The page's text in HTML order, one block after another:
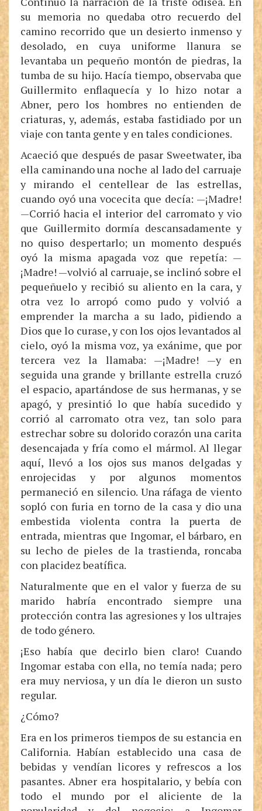
su memoria no quedaba otro recuerdo del
camino recorrido que un desierto inmenso y
desolado, en cuya uniforme llanura se
levantaba un pequeño montón de piedras, la
tumba de su hijo. Hacía tiempo, observaba que
Guillermito enflaquecía y lo hizo notar a
Abner, pero los hombres no entienden de
criaturas, y, además, estaba fastidiado por un
viaje con tanta gente y en tales condiciones.
Acaeció que después de pasar Sweetwater, iba
ella caminando una noche al lado del carruaje
y mirando el centellear de las estrellas,
cuando oyó una vocecita que decía: —¡Madre!
—Corrió hacia el interior del carromato y vio
que Guillermito dormía descansadamente y
no quiso despertarlo; un momento después
oyó la misma apagada voz que repetía: —
¡Madre! —volvió al carruaje, se inclinó sobre el
pequeñuelo y recibió su aliento en la cara, y
otra vez lo arropó como pudo y volvió a
emprender la marcha a su lado, pidiendo a
Dios que lo curase, y con los ojos levantados al
cielo, oyó la misma voz, ya exánime, que por
tercera vez la llamaba: —¡Madre! —y en
seguida una grande y brillante estrella cruzó
el espacio, apartándose de sus hermanas, y se
apagó, y presintió lo que había sucedido y
corrió al carromato otra vez, tan solo para
estrechar sobre su dolorido corazón una carita
desencajada y fría como el mármol. Al llegar
aquí, llevó a los ojos sus manos delgadas y
enrojecidas y por algunos momentos
permaneció en silencio. Una ráfaga de viento
sopló con furia en torno de la casa y dio una
embestida violenta contra la puerta de
entrada, mientras que Ingomar, el bárbaro, en
su lecho de pieles de la trastienda, roncaba
con placidez beatífica.
Naturalmente que en el valor y fuerza de su
marido habría encontrado siempre una
protección contra las agresiones y los ultrajes
de todo género.
¡Eso había que decirlo bien claro! Cuando
Ingomar estaba con ella, no temía nada; pero
era muy nerviosa, y un día le dieron un susto
regular.
¿Cómo?
Era en los primeros tiempos de su estancia en
California. Habían establecido una casa de
bebidas y vendían licores y refrescos a los
pasantes. Abner era hospitalario, y bebía con
todo el mundo por el aliciente de la